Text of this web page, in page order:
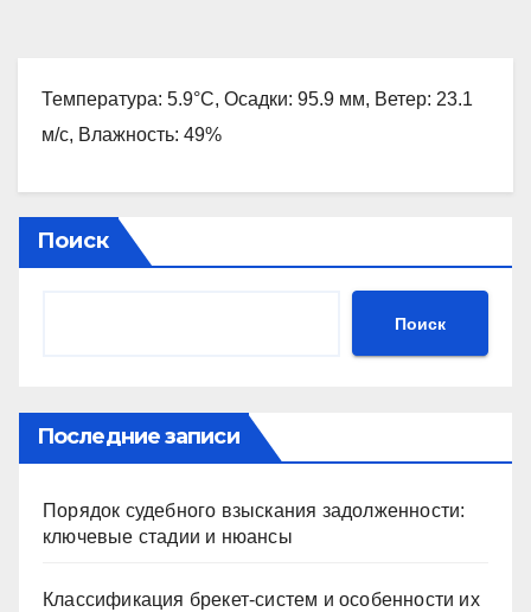
Температура: 5.9°C, Осадки: 95.9 мм, Ветер: 23.1
м/с, Влажность: 49%
Поиск
Поиск
Последние записи
Порядок судебного взыскания задолженности:
ключевые стадии и нюансы
Классификация брекет-систем и особенности их